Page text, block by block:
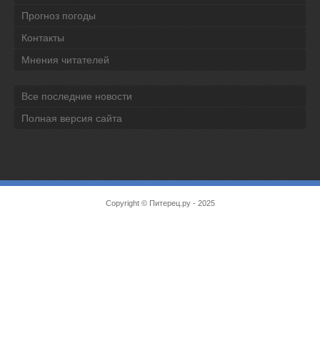
Прогноз погоды
Контакты
Мнения читателей
Все последние новости
Полная версия сайта
Copyright © Питерец.ру- 2025